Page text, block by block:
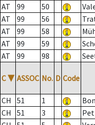
AT
99 50
AT
99 56
AT
99 58
AT
99 59
AT
99 98
C ▼ ASSOC No. D Code
CH 51 1
CH
51 3